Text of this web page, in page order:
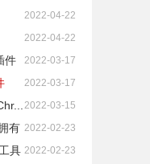
2022-04-22
2022-04-22
件 2022-03-17
2022-03-17
2022-03-15
有 2022-02-23
具 2022-02-23